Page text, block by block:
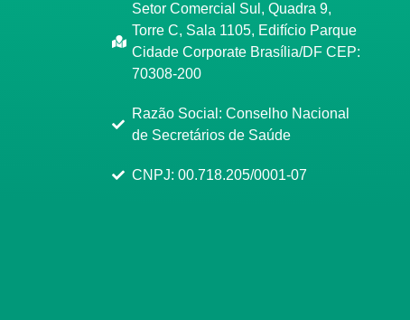
Setor Comercial Sul, Quadra 9,
Torre C, Sala 1105, Edifício Parque
Cidade Corporate Brasília/DF CEP:
70308-200
Razão Social: Conselho Nacional
de Secretários de Saúde
CNPJ: 00.718.205/0001-07